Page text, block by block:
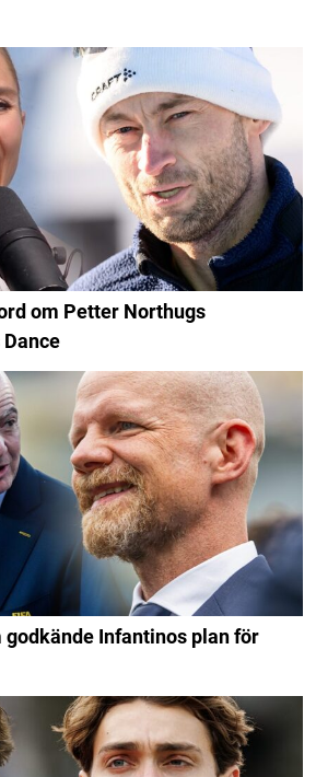
om Petter Northugs
Infantinos plan för